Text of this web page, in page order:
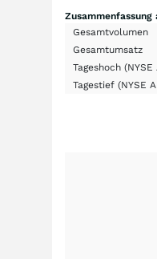
Gesamtvolumen
Gesamtumsatz
Tageshoch (NYSE
Tagestief (NYSE